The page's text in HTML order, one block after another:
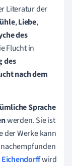
Literatur der
,Liebe,
des
Flucht in
des
nach dem
Sprache
werden. Sie ist
der Werke kann
wird